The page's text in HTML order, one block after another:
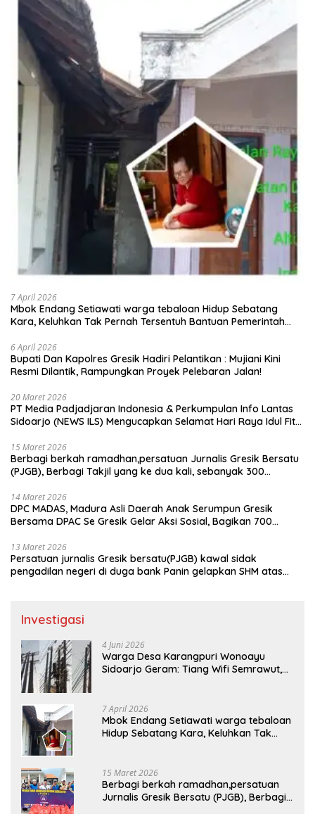
7 April 2026
Mbok Endang Setiawati warga tebaloan Hidup Sebatang
Kara, Keluhkan Tak Pernah Tersentuh Bantuan Pemerintah
6 April 2026
​Bupati Dan Kapolres Gresik Hadiri Pelantikan : Mujiani Kini
Resmi Dilantik, Rampungkan Proyek Pelebaran Jalan!
20 Maret 2026
PT Media Padjadjaran Indonesia & Perkumpulan Info Lantas
Sidoarjo (NEWS ILS) Mengucapkan Selamat Hari Raya Idul Fitri
15 Maret 2026
Berbagi berkah ramadhan,persatuan Jurnalis Gresik Bersatu
(PJGB), Berbagi Takjil yang ke dua kali, sebanyak 300
14 Maret 2026
DPC MADAS, Madura Asli Daerah Anak Serumpun Gresik
Bersama DPAC Se Gresik Gelar Aksi Sosial, Bagikan 700
13 Maret 2026
Persatuan jurnalis Gresik bersatu(PJGB) kawal sidak
pengadilan negeri di duga bank Panin gelapkan SHM atas
Investigasi
4 Juni 2026
Warga Desa Karangpuri Wonoayu
Sidoarjo Geram: Tiang Wifi Semrawut,
7 April 2026
Mbok Endang Setiawati warga tebaloan
Hidup Sebatang Kara, Keluhkan Tak
15 Maret 2026
Berbagi berkah ramadhan,persatuan
Jurnalis Gresik Bersatu (PJGB), Berbagi